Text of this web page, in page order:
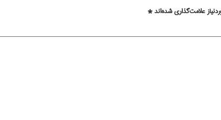
علامت‌گذاری شده‌اند*